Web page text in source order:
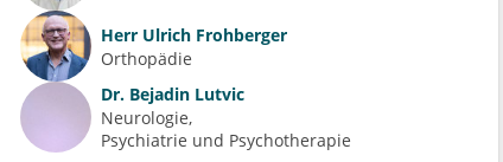
Herr Ulrich Frohberger
Orthopädie
Dr. Bejadin Lutvic
Neurologie
Psychiatrie und Psychotherapie